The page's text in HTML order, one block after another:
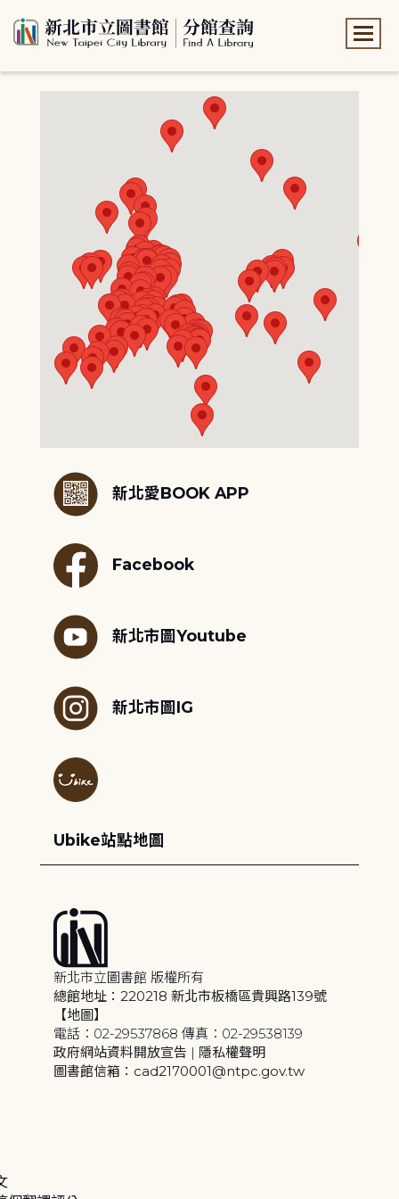
新北愛BOOK APP
Facebook
新北市圖Youtube
新北市圖IG
Ubike站點地圖
新北市立圖書館 版權所有
總館地址：220218 新北市板橋區貴興路139號
【地圖】
電話：02-29537868 傳真：02-29538139
政府網站資料開放宣告 | 隱私權聲明
圖書館信箱：cad2170001@ntpc.gov.tw